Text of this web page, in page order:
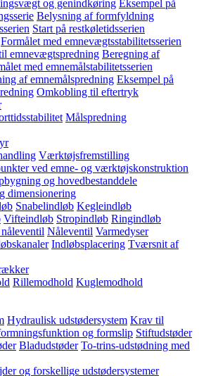
og genindkøring Eksempel på
Belysning af formfyldning
Start på restkøletidsserien
Formålet med emnevægtsstabilitetsserien
emnevægtspredning Beregning af
med emnemålstabilitetsserien
af emnemålspredning Eksempel på
Omkobling til eftertryk
Målspredning
Værktøjsfremstilling
ved emne- og værktøjskonstruktion
og hovedbestanddele
dimensionering
Snabelindløb Kegleindløb
Vifteindløb Stropindløb Ringindløb
Nåleventil Varmedyser
Indløbsplacering Tværsnit af
Rillemodhold Kuglemodhold
Hydraulisk udstødersystem Krav til
og formslip Stiftudstøder
Bladudstøder To-trins-udstødning med
og forskellige udstødersystemer